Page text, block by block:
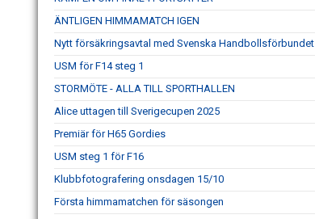
ÄNTLIGEN HIMMAMATCH IGEN
Nytt försäkringsavtal med Svenska Handbollsförbundet
USM för F14 steg 1
STORMÖTE - ALLA TILL SPORTHALLEN
Alice uttagen till Sverigecupen 2025
Premiär för H65 Gordies
USM steg 1 för F16
Klubbfotografering onsdagen 15/10
Första himmamatchen för säsongen